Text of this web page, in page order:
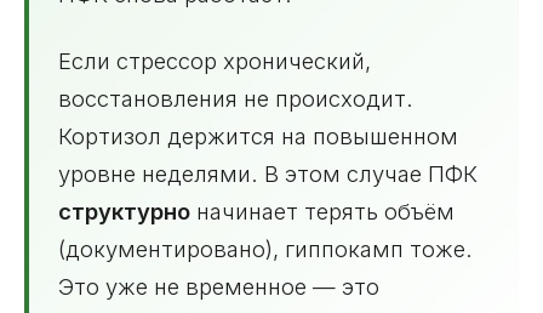
Если стрессор хронический,
восстановления не происходит.
Кортизол держится на повышенном
уровне неделями. В этом случае ПФК
структурно начинает терять объём
(документировано), гиппокамп тоже.
Это уже не временное — это